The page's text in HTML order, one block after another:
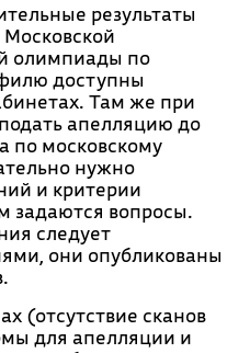
результаты
олимпиады по
доступны
Там же при
апелляцию до
по московскому
нужно
и критерии
задаются вопросы.
следует
они опубликованы
(отсутствие сканов
для апелляции и